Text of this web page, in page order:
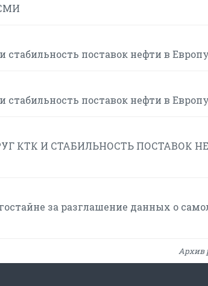
поставок нефти в
поставок нефти в
КТК И СТАБИЛЬНОСТЬ ПОСТАВОК
за разглашение данных о
Архив